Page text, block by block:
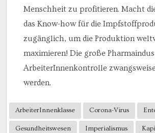
Menschheit zu profitieren. Macht
das Know-how für die
zugänglich, um die Produktion
maximieren! Die große
ArbeiterInnenkontrolle
werden.
ArbeiterInnenklasse Corona-Virus
Gesundheitswesen Imperialismus